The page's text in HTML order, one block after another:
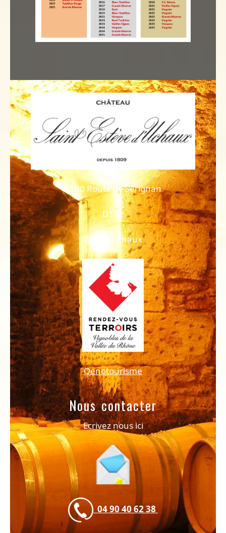
1100 Route de Sérignan
D172
84100 Uchaux
Oenotourisme
Nous contacter
Ecrivez nous ici
04 90 40 62 38